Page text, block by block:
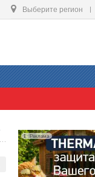
Выберите регион
Реклама